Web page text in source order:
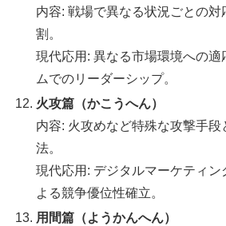
内容: 戦場で異なる状況ごとの対
割。
現代応用: 異なる市場環境への適
ムでのリーダーシップ。
火攻篇（かこうへん）
内容: 火攻めなど特殊な攻撃手
法。
現代応用: デジタルマーケティン
よる競争優位性確立。
用間篇（ようかんへん）